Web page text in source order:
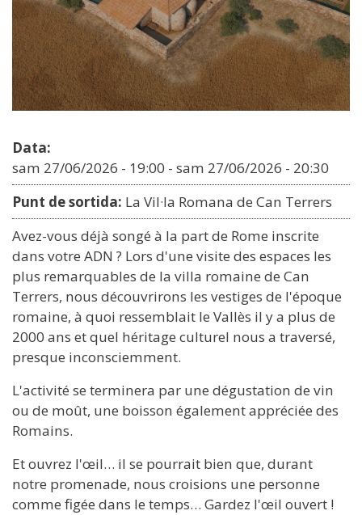
Data:
sam 27/06/2026 - 19:00 - sam 27/06/2026 - 20:30
Punt de sortida: La Vil·la Romana de Can Terrers
Avez-vous déjà songé à la part de Rome inscrite
dans votre ADN ? Lors d'une visite des espaces les
plus remarquables de la villa romaine de Can
Terrers, nous découvrirons les vestiges de l'époque
romaine, à quoi ressemblait le Vallès il y a plus de
2000 ans et quel héritage culturel nous a traversé,
presque inconsciemment.
L'activité se terminera par une dégustation de vin
ou de moût, une boisson également appréciée des
Romains.
Et ouvrez l'œil… il se pourrait bien que, durant
notre promenade, nous croisions une personne
comme figée dans le temps… Gardez l'œil ouvert !